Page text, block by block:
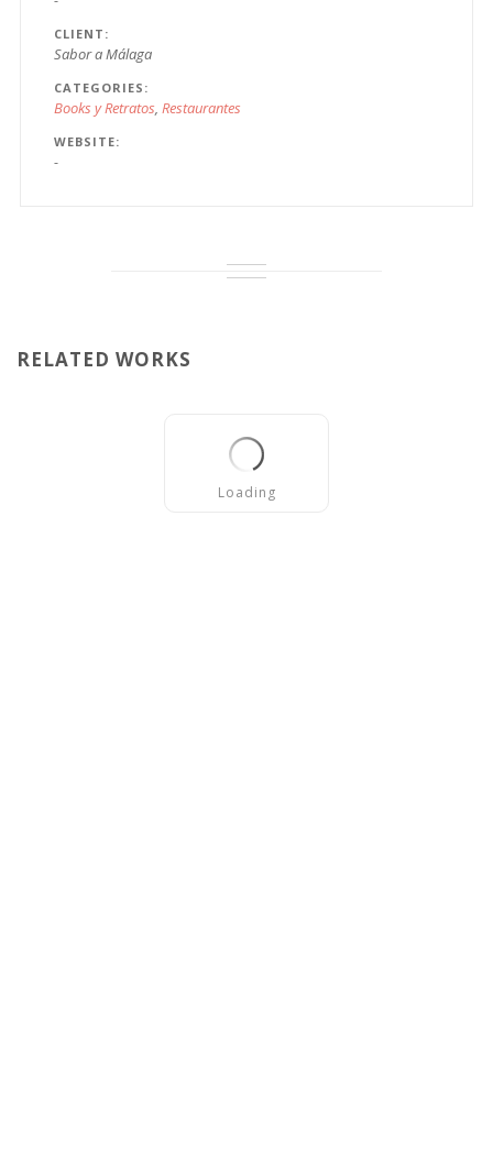
CLIENT
Sabor a Málaga
CATEGORIES
Books y Retratos Restaurantes
WEBSITE
-
RELATED WORKS
Loading